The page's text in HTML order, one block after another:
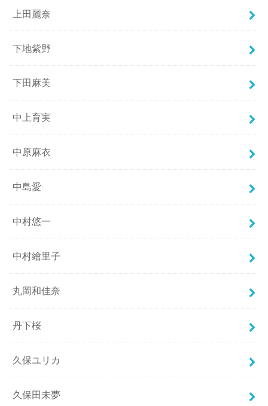
上田麗奈
下地紫野
下田麻美
中上育実
中原麻衣
中島愛
中村悠一
中村繪里子
丸岡和佳奈
丹下桜
久保ユリカ
久保田未夢